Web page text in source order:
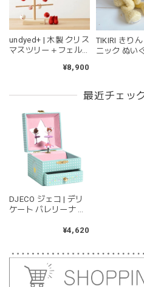
2026/04/24
持ちやすいようで今持ってるお
遊び方をしています。見た目が
ても可愛いです。また、シリコ
ったり除菌できたり常に清潔に
moca
2026/04/24
耳の部分が咥えやすいようでよ
ますが、見た目が可愛くて満足
undyed+ | 木製 クリス
マスツリー＋フェル
ツリー アンダイドプ
¥8,900
TIKIRI きり
ニック ぬい
Organic
最近チェッ
DJECO ジェコ | デリ
ケート バレリーナ オ
リーボックス dj06085
¥4,620